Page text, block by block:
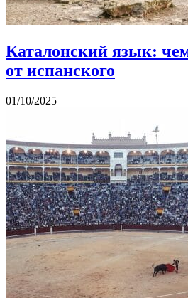
Каталонский язык:
от испанского
01/10/2025